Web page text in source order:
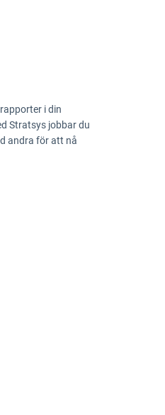
i din
Stratsys jobbar du
andra för att nå